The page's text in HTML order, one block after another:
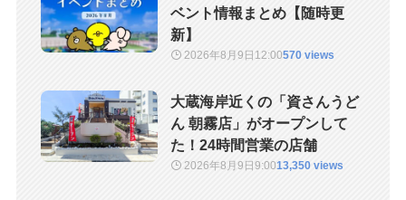
ベント情報まとめ【随時更
新】
2026年8月9日 12:00570 views
大蔵海岸近くの「資さんうど
ん 朝霧店」がオープンして
た！24時間営業の店舗
2026年8月9日 9:0013,350 views